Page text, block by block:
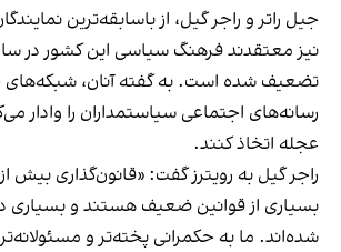
جیل راتر و راجر گیل، از باسابقه‌ترین
نیز معتقدند فرهنگ سیاسی این کشور در
رسانه‌های اجتماعی سیاستمداران را وادار
عجله اتخاذ کنند.
راجر گیل به رویترز گفت: «قانون‌گذاری
بسیاری از قوانین ضعیف هستند و بسیاری
شده‌اند. ما به حکمرانی پخته‌تر و مسئولانه‌تر